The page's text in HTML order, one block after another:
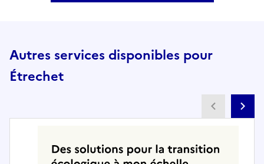
Autres services disponibles pour
Étrechet